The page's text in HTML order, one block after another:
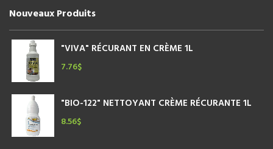
Nouveaux Produits
"VIVA" RÉCURANT EN CRÈME 1L
7.76$
"BIO-122" NETTOYANT CRÈME RÉCURANTE 1L
8.56$